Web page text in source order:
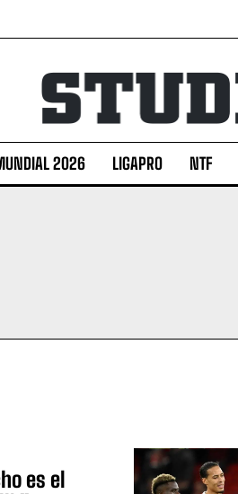
2026 LIGAPRO NTF
es el